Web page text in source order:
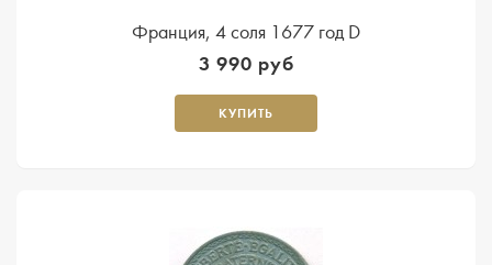
Франция, 4 соля 1677 год D
3 990 руб
КУПИТЬ